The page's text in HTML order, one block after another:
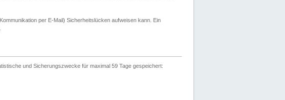
per E-Mail) Sicherheitslücken aufweisen kann. Ein
und Sicherungszwecke für maximal 59 Tage gespeichert: